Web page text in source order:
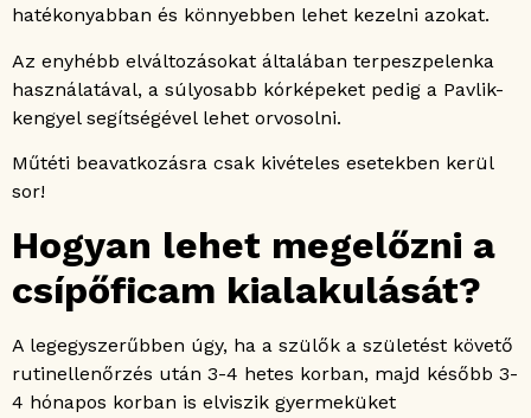
hatékonyabban és könnyebben lehet kezelni azokat.
Az enyhébb elváltozásokat általában terpeszpelenka
használatával, a súlyosabb kórképeket pedig a Pavlik-
kengyel segítségével lehet orvosolni.
Műtéti beavatkozásra csak kivételes esetekben kerül
sor!
Hogyan lehet megelőzni a
csípőficam kialakulását?
A legegyszerűbben úgy, ha a szülők a születést követő
rutinellenőrzés után 3-4 hetes korban, majd később 3-
4 hónapos korban is elviszik gyermeküket